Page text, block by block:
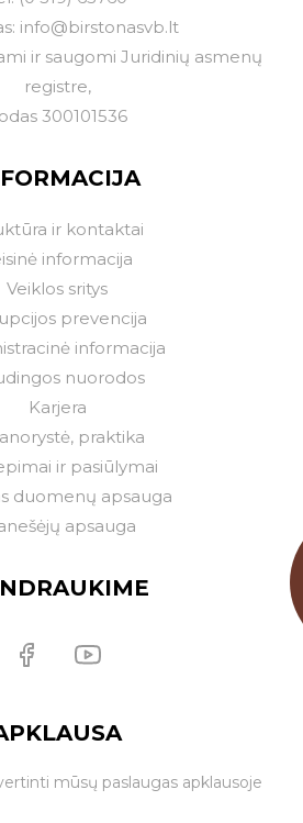
info@birstonasvb.lt
ir saugomi Juridinių asmenų
registre,
300101536
ir kontaktai
informacija
Veiklos sritys
prevencija
informacija
nuorodos
Karjera
praktika
ir pasiūlymai
duomenų apsauga
apsauga
mūsų paslaugas apklausoje